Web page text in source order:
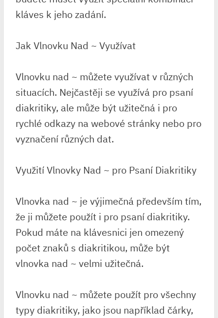
kláves k jeho zadání.
Jak Vlnovku Nad ~ Využívat
Vlnovku nad ~ můžete využívat v různých
situacích. Nejčastěji se využívá pro psaní
diakritiky, ale může být užitečná i pro
rychlé odkazy na webové stránky nebo pro
vyznačení různých dat.
Využití Vlnovky Nad ~ pro Psaní Diakritiky
Vlnovka nad ~ je výjimečná především tím,
že ji můžete použít i pro psaní diakritiky.
Pokud máte na klávesnici jen omezený
počet znaků s diakritikou, může být
vlnovka nad ~ velmi užitečná.
Vlnovku nad ~ můžete použít pro všechny
typy diakritiky, jako jsou například čárky,